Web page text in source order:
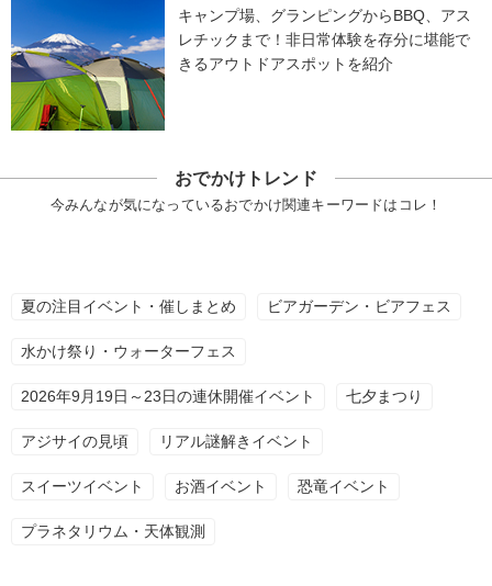
キャンプ場、グランピングからBBQ、アス
レチックまで！非日常体験を存分に堪能で
きるアウトドアスポットを紹介
おでかけトレンド
今みんなが気になっているおでかけ関連キーワードはコレ！
夏の注目イベント・催しまとめ ビアガーデン・ビアフェス
水かけ祭り・ウォーターフェス
2026年9月19日～23日の連休開催イベント 七夕まつり
アジサイの見頃 リアル謎解きイベント
スイーツイベント お酒イベント 恐竜イベント
プラネタリウム・天体観測